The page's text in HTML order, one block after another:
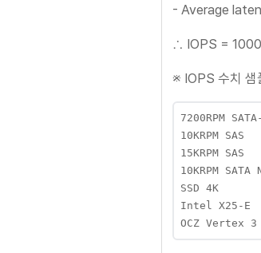
- Average
∴ IOPS =
※ IOPS 수치 샘
7200RPM
10KRPM
15KRPM
10KRPM
SSD 4K
Intel X25-E